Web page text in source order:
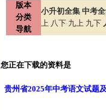
版本
分类
导航
小升初全集 中考
上 八下 九上 九下
您正在下载的资料是
贵州省2025年中考语文试题